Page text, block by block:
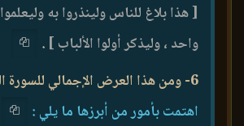
[ هذا بلاغ للناس ولينذروا به
واحد ، وليذكر أولوا الألباب ] .
6- ومن هذا العرض الإجمالي للسورة الكريمة ،
اهتمت بأمور من أبرزها ما يلي :